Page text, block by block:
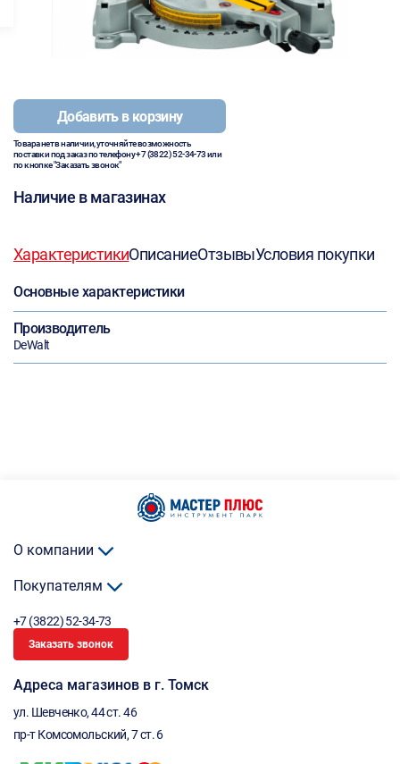
Добавить в корзину
Товара нет в наличии, уточняйте возможность
поставки под заказ по телефону+7 (3822) 52-34-73или
по кнопке "Заказать звонок"
Наличие в магазинах
ХарактеристикиОписаниеОтзывыУсловия покупки
Основные характеристики
Производитель
DeWalt
О компании
Покупателям
+7 (3822) 52-34-73
Заказать звонок
Адреса магазинов в г. Томск
ул. Шевченко, 44 ст. 46
пр-т Комсомольский, 7 ст. 6